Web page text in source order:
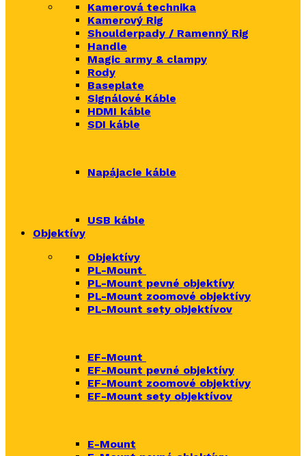
Kamerová technika
Kamerový Rig
Shoulderpady / Ramenný Rig
Handle
Magic army & clampy
Rody
Baseplate
Signálové Káble
HDMI káble
SDI káble
Napájacie káble
USB káble
Objektívy
Objektívy
PL-Mount
PL-Mount pevné objektívy
PL-Mount zoomové objektívy
PL-Mount sety objektívov
EF-Mount
EF-Mount pevné objektívy
EF-Mount zoomové objektívy
EF-Mount sety objektívov
E-Mount